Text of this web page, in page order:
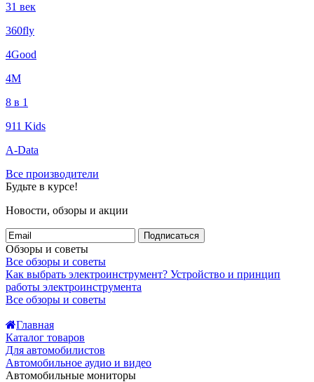
31 век
360fly
4Good
4М
8 в 1
911 Kids
A-Data
Все производители
Будьте в курсе!
Новости, обзоры и акции
Подписаться
Обзоры и советы
Все обзоры и советы
Как выбрать электроинструмент? Устройство и принцип
работы электроинструмента
Все обзоры и советы
Главная
Каталог товаров
Для автомобилистов
Автомобильное аудио и видео
Автомобильные мониторы